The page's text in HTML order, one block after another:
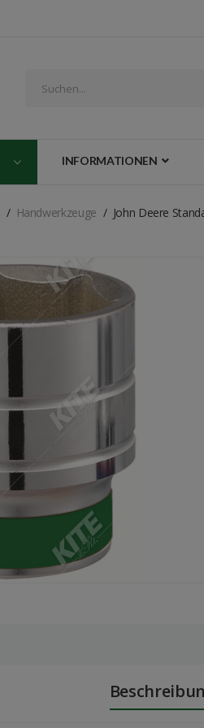
INFORMATIONEN
Handwerkzeuge John Deere